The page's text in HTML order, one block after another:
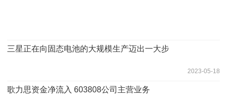
三星正在向固态电池的大规模生产迈出一大步
2023-05-18
​歌力思资金净流入 603808公司主营业务